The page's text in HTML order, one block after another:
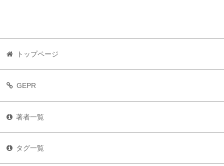
トップページ
GEPR
著者一覧
タグ一覧